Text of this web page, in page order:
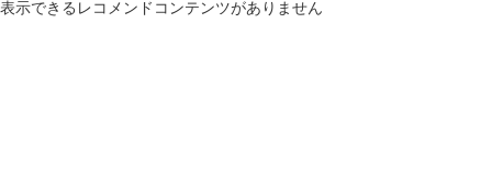
表示できるレコメンドコンテンツがありません